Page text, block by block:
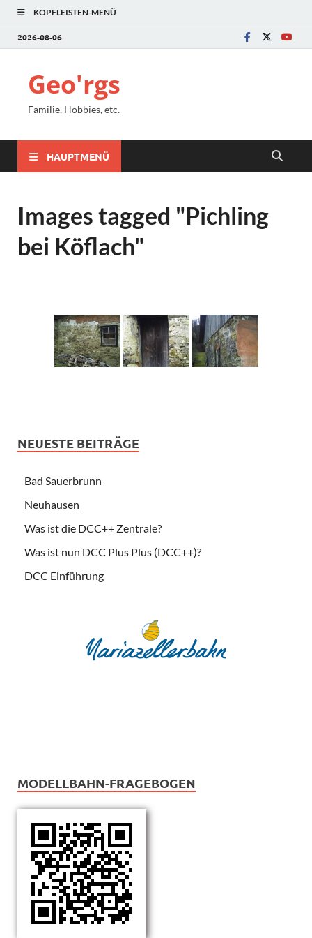
KOPFLEISTEN-MENÜ
2026-08-06
Geo'rgs
Familie, Hobbies, etc.
HAUPTMENÜ
Images tagged "Pichling
bei Köflach"
NEUESTE BEITRÄGE
Bad Sauerbrunn
Neuhausen
Was ist die DCC++ Zentrale?
Was ist nun DCC Plus Plus (DCC++)?
DCC Einführung
MODELLBAHN-FRAGEBOGEN